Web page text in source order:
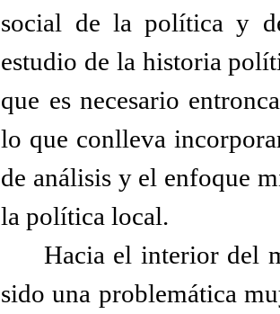
social de la política y
estudio de la historia
que es necesario
lo que conlleva
de análisis y el enfoque
la política local.
Hacia el interior del
sido una problemática